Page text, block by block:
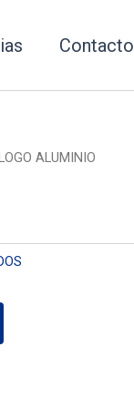
Contacto
ALUMINIO